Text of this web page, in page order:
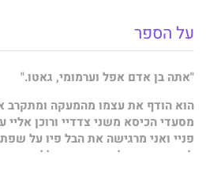
על הספר
"אתה בן אדם אפל וערמומי, גאטו."
הוא הודף את עצמו מהמעקה ומתקרב
מסעדי הכיסא משני צדדיי ורוכן
פניי ואני מרגישה את הבל פיו על
לזהות אחד, אליס. אם זה בכלל השם